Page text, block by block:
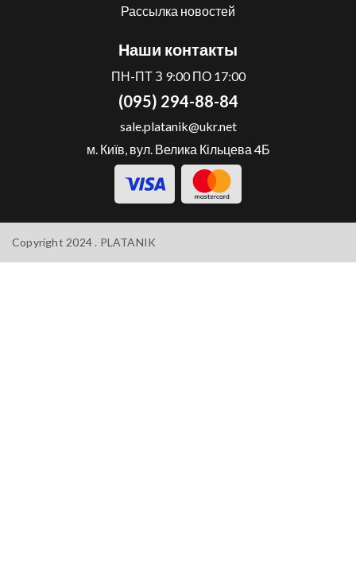
Рассылка новостей
Наши контакты
ПН-ПТ З 9:00 ПО 17:00
(095) 294-88-84
sale.platanik@ukr.net
м. Київ, вул. Велика Кільцева 4Б
Copyright 2024 . PLATANIK